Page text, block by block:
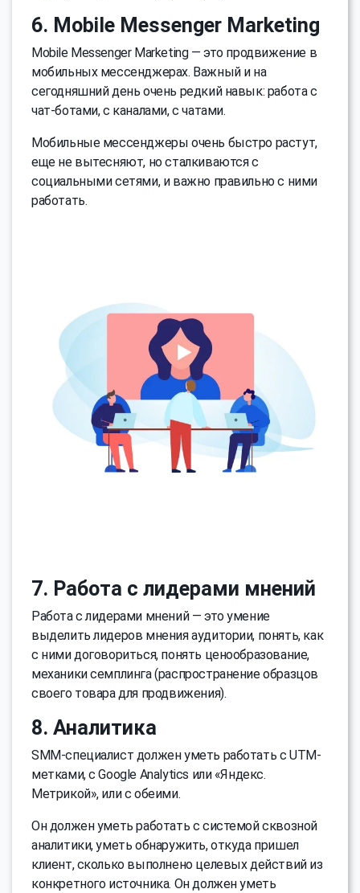
6. Mobile Messenger Marketing
Mobile Messenger Marketing — это продвижение в
мобильных мессенджерах. Важный и на
сегодняшний день очень редкий навык: работа с
чат-ботами, с каналами, с чатами.
Мобильные мессенджеры очень быстро растут,
еще не вытесняют, но сталкиваются с
социальными сетями, и важно правильно с ними
работать.
7. Работа с лидерами мнений
Работа с лидерами мнений — это умение
выделить лидеров мнения аудитории, понять, как
с ними договориться, понять ценообразование,
механики семплинга (распространение образцов
своего товара для продвижения).
8. Аналитика
SMM-специалист должен уметь работать с UTM-
метками, с Google Analytics или «Яндекс.
Метрикой», или с обеими.
Он должен уметь работать с системой сквозной
аналитики, уметь обнаружить, откуда пришел
клиент, сколько выполнено целевых действий из
конкретного источника. Он должен уметь